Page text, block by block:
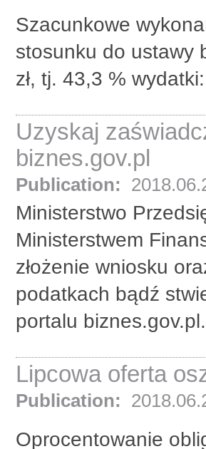
Szacunkowe
stosunku do ustawy
zł, tj. 43,3 %
Uzyskaj
biznes.gov.pl
Publication:
Ministerstwo
Ministerstwem
złożenie wniosku
podatkach bądź
portalu biznes.gov.pl.
Lipcowa oferta
Publication:
Oprocentowanie